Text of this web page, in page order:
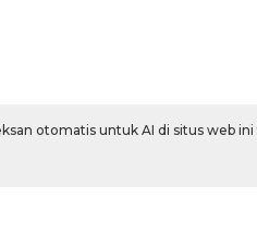
otomatis untuk AI di situs web ini